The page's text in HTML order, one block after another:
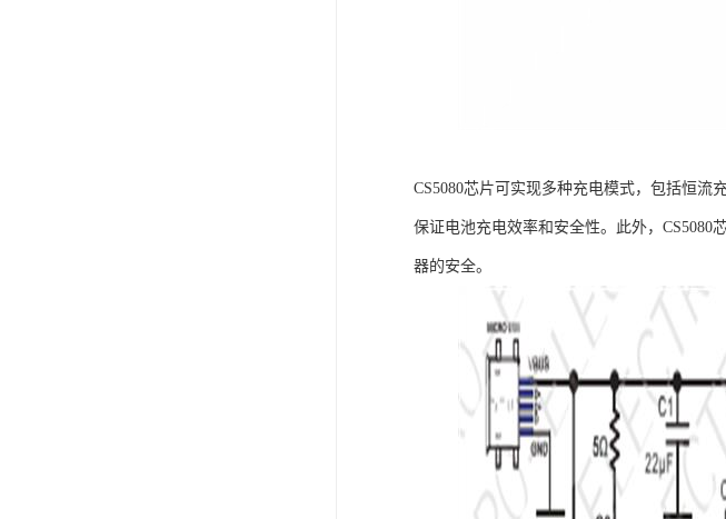
CS5080芯片可实现多种充电模式，包括恒
保证电池充电效率和安全性。此外，
器的安全。